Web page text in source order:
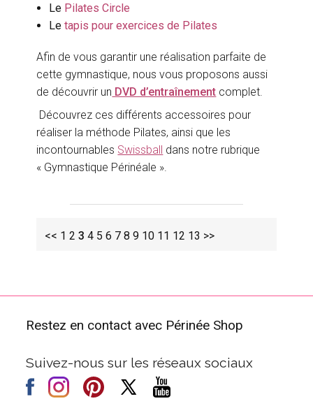
Le Pilates Circle
Le tapis pour exercices de Pilates
Afin de vous garantir une réalisation parfaite de
cette gymnastique, nous vous proposons aussi
de découvrir un DVD d’entraînement complet.
Découvrez ces différents accessoires pour
réaliser la méthode Pilates, ainsi que les
incontournables Swissball dans notre rubrique
« Gymnastique Périnéale ».
<< 1 2 3 4 5 6 7 8 9 10 11 12 13 >>
Restez en contact avec Périnée Shop
Suivez-nous sur les réseaux sociaux